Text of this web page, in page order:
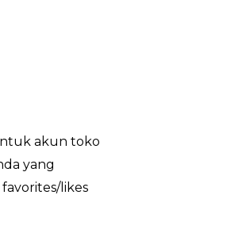
akun toko
yang
likes